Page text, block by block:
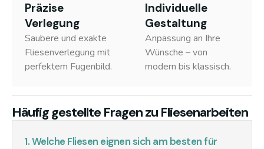
Präzise
Verlegung
Saubere und exakte
Fliesenverlegung mit
perfektem Fugenbild.
Individuelle
Gestaltung
Anpassung an Ihre
Wünsche – von
modern bis klassisch.
Häufig gestellte Fragen zu Fliesenarbeiten
1. Welche Fliesen eignen sich am besten für